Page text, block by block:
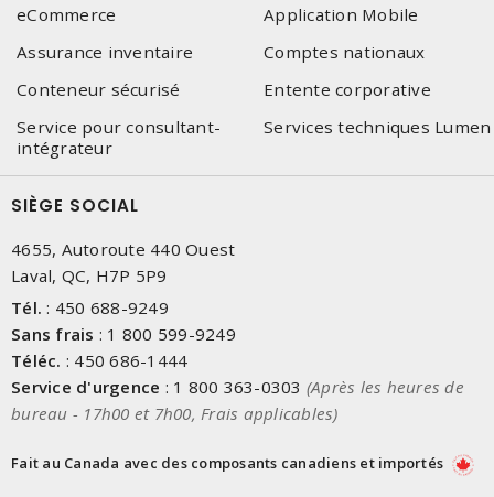
eCommerce
Application Mobile
Assurance inventaire
Comptes nationaux
Conteneur sécurisé
Entente corporative
Service pour consultant-
intégrateur
Services techniques Lumen
SIÈGE SOCIAL
4655, Autoroute 440 Ouest
Laval, QC, H7P 5P9
Tél. : 450 688-9249
Sans frais : 1 800 599-9249
Téléc. : 450 686-1444
Service d'urgence : 1 800 363-0303 (Après les heures de
bureau - 17h00 et 7h00, Frais applicables)
Fait au Canada avec des composants canadiens et importés